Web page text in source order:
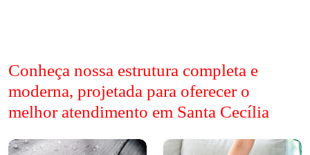
Conheça nossa estrutura completa e
moderna, projetada para oferecer o
melhor atendimento em Santa Cecília